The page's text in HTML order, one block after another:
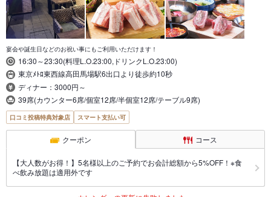
宴会や誕生日などのお祝い事にもご利用いただけます！
16:30～23:30(料理L.O.23:00,ドリンクL.O.23:00)
東京ﾒﾄﾛ東西線高田馬場駅6出口より徒歩約10秒
ディナー：3000円～
39席(カウンター6席/個室12席/半個室12席/テーブル9席)
口コミ投稿特典対象店 スマート支払い可
クーポン コース
【大人数がお得！】5名様以上のご予約でお会計総額から5%OFF！※食
べ飲み放題は適用外です